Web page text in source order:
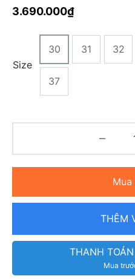
3.690.000₫
Size
30 31 32
37
THÊM
THANH
Mua